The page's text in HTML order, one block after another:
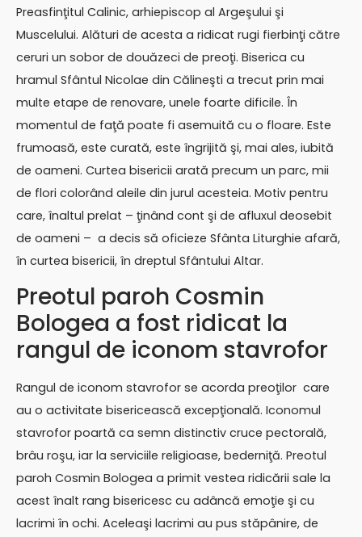
Preasfinţitul Calinic, arhiepiscop al Argeşului şi
Muscelului. Alături de acesta a ridicat rugi fierbinţi către
ceruri un sobor de douăzeci de preoţi. Biserica cu
hramul Sfântul Nicolae din Călineşti a trecut prin mai
multe etape de renovare, unele foarte dificile. În
momentul de faţă poate fi asemuită cu o floare. Este
frumoasă, este curată, este îngrijită şi, mai ales, iubită
de oameni. Curtea bisericii arată precum un parc, mii
de flori colorând aleile din jurul acesteia. Motiv pentru
care, înaltul prelat – ţinând cont şi de afluxul deosebit
de oameni – a decis să oficieze Sfânta Liturghie afară,
în curtea bisericii, în dreptul Sfântului Altar.
Preotul paroh Cosmin
Bologea a fost ridicat la
rangul de iconom stavrofor
Rangul de iconom stavrofor se acorda preoţilor care
au o activitate bisericească excepţională. Iconomul
stavrofor poartă ca semn distinctiv cruce pectorală,
brâu roşu, iar la serviciile religioase, bederniţă. Preotul
paroh Cosmin Bologea a primit vestea ridicării sale la
acest înalt rang bisericesc cu adâncă emoţie şi cu
lacrimi în ochi. Aceleaşi lacrimi au pus stăpânire, de